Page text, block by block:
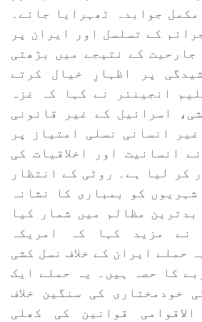
جوابدہ ٹھہرایا جائے۔
کے تسلسل اور ایران پر
جارحیت کے نتیجے میں بڑھتی
پر اظہارِ خیال کرتے
انجینئر نے کہا کہ غزہ
اسرائیل کے غیر قانونی
انسانی نسلی امتیاز پر
انسانیت اور اخلاقیات کی
کر لیا ہے۔ روٹی کے انتظار
کو بمباری کا نشانہ
مظالم میں شمار کیا
نے مزید کہا کہ امریکہ
حملے ایران کے خلاف نسل کشی
کا حصہ ہیں۔ یہ حملے ایک
خودمختاری کی سنگین خلاف
قوانین کی کھلی